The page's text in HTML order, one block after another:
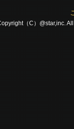
（C）@star,inc.